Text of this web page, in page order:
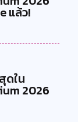
แล้ว!
ดใน
2026